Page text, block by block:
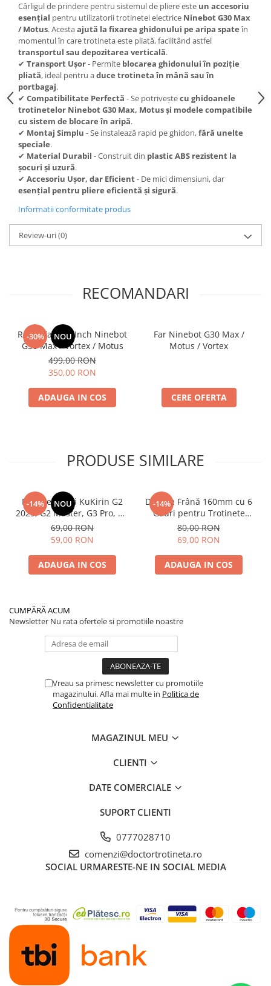
Accesorii
Trotinete electrice
Biciclete Electrice
Anvelope moto
Camere moto
Anvelope ATV
Cauciucuri bicicleta
Anvelope și Camere Utilaje
https://www.doctortrotineta.ro/plata-
tbi?
forceOriginalForEdit=1&preview=00681
Cârligul de prindere pentru sistemul de pliere este un accesoriu
esențial pentru utilizatorii trotinetei electrice Ninebot G30 Max
/ Motus. Acestaajută la fixarea ghidonului pe aripa spateîn
momentul în care trotineta este pliată, facilitând astfel
transportul sau depozitarea verticală.
✔ Transport Ușor- Permite blocarea ghidonului în poziție
pliată, ideal pentru aduce trotineta în mână sau în
portbagaj.
✔ Compatibilitate Perfectă - Se potriveștecu ghidoanele
trotinetelor Ninebot G30 Max, Motus și modele compatibile
cu sistem de blocare în aripă.
✔ Montaj Simplu - Se instalează rapid pe ghidon,fără unelte
speciale.
✔ Material Durabil - Construit din plastic ABS rezistent la
șocuri și uzură.
✔ Accesoriu Ușor, dar Eficient- De mici dimensiuni, dar
esențial pentru pliere eficientă și sigură.
Informatii conformitate produs
Review-uri(0)
RECOMANDARI
-30% NOU
Roata Fata 10 Inch Ninebot
G30 Max / Vortex / Motus
499,00 RON
350,00 RON
ADAUGA IN COS
Far Ninebot G30 Max /
Motus / Vortex
CERE OFERTA
PRODUSE SIMILARE
-14% NOU
Plăcuțe Frână KuKirin G2
2025, G2 Master, G3 Pro, G4
– Set 2 Bucăți (Față sau
Spate) Premium
69,00 RON
59,00 RON
ADAUGA IN COS
-14%
Disc de Frână 160mm cu 6
Găuri pentru Trotinete
Electrice KuKirin G4 (Model
2025) și KuKirin G2 –
Performanță Premium
80,00 RON
69,00 RON
ADAUGA IN COS
CUMPĂRĂ ACUM
Newsletter Nu rata ofertele si promotiile noastre
Vreau sa primesc newsletter cu promotiile
magazinului. Afla mai multe in Politica de
Confidentialitate
MAGAZINUL MEU
CLIENTI
DATE COMERCIALE
SUPORT CLIENTI
0777028710
comenzi@doctortrotineta.ro
SOCIAL URMARESTE-NE IN SOCIAL MEDIA